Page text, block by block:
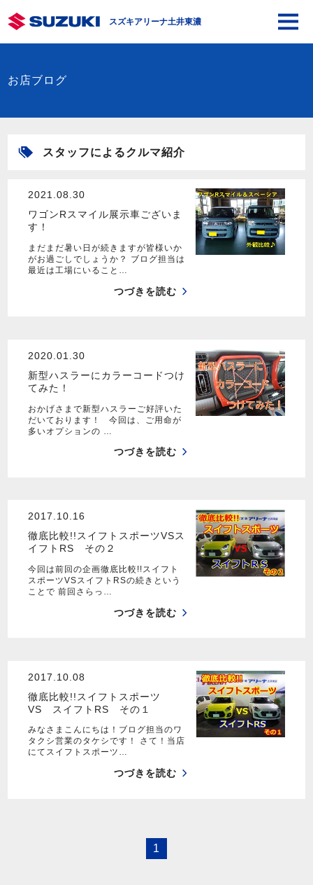
スズキアリーナ土井東濃
お店ブログ
スタッフによるクルマ紹介
2021.08.30
ワゴンRスマイル展示車ございま
す！
まだまだ暑い日が続きますが皆様いか
がお過ごしでしょうか？ ブログ担当は
最近は工場にいること…
つづきを読む
2020.01.30
新型ハスラーにカラーコードつけ
てみた！
おかげさまで新型ハスラーご好評いた
だいております！ 今回は、ご用命が
多いオプションの …
つづきを読む
2017.10.16
徹底比較!!スイフトスポーツVSス
イフトRS その２
今回は前回の企画徹底比較!!スイフト
スポーツVSスイフトRSの続きという
ことで 前回さらっ…
つづきを読む
2017.10.08
徹底比較!!スイフトスポーツ
VS スイフトRS その１
みなさまこんにちは！ブログ担当のワ
タクシ営業のタケシです！ さて！当店
にてスイフトスポーツ…
つづきを読む
1